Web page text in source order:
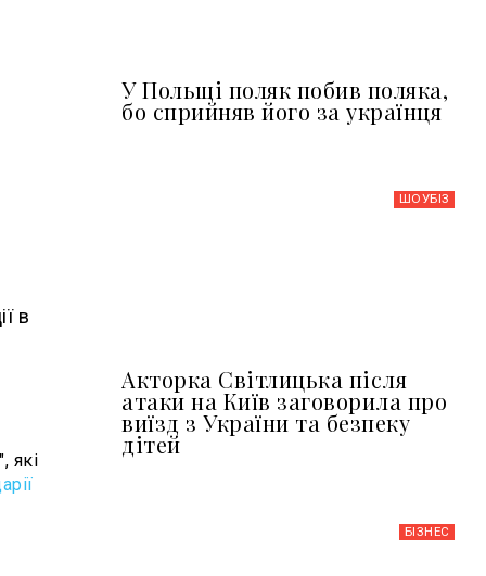
в
які
У Польщі поляк побив поляка,
бо сприйняв його за українця
ШОУБIЗ
Акторка Світлицька після
атаки на Київ заговорила про
виїзд з України та безпеку
дітей
БІЗНЕС